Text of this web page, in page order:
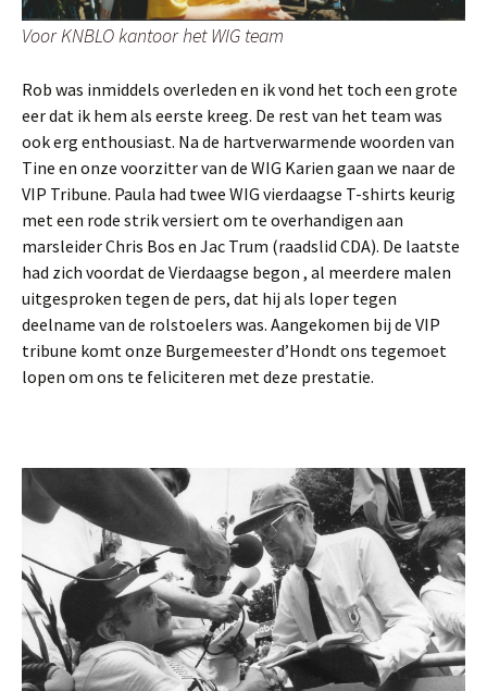
Voor KNBLO kantoor het WIG team
Rob was inmiddels overleden en ik vond het toch een grote
eer dat ik hem als eerste kreeg. De rest van het team was
ook erg enthousiast. Na de hartverwarmende woorden van
Tine en onze voorzitter van de WIG Karien gaan we naar de
VIP Tribune. Paula had twee WIG vierdaagse T-shirts keurig
met een rode strik versiert om te overhandigen aan
marsleider Chris Bos en Jac Trum (raadslid CDA). De laatste
had zich voordat de Vierdaagse begon , al meerdere malen
uitgesproken tegen de pers, dat hij als loper tegen
deelname van de rolstoelers was. Aangekomen bij de VIP
tribune komt onze Burgemeester d’Hondt ons tegemoet
lopen om ons te feliciteren met deze prestatie.